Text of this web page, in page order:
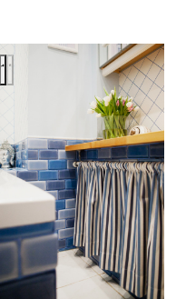
Letters, robots and frogs